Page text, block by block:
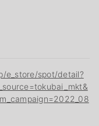
e_store/spot/detail?